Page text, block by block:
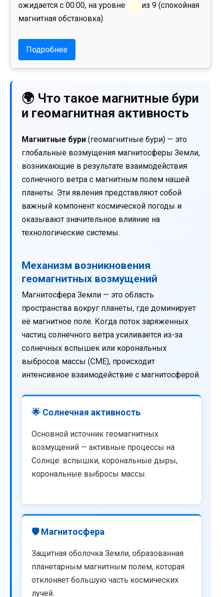
ожидается с 00:00, на уровне
0
из 9 (спокойная
магнитная обстановка)
Подробнее
🌍 Что такое магнитные бури
и геомагнитная активность
Магнитные бури (геомагнитные бури) — это
глобальные возмущения магнитосферы Земли,
возникающие в результате взаимодействия
солнечного ветра с магнитным полем нашей
планеты. Эти явления представляют собой
важный компонент космической погоды и
оказывают значительное влияние на
технологические системы.
Механизм возникновения
геомагнитных возмущений
Магнитосфера Земли — это область
пространства вокруг планеты, где доминирует
её магнитное поле. Когда поток заряженных
частиц солнечного ветра усиливается из-за
солнечных вспышек или корональных
выбросов массы (CME), происходит
интенсивное взаимодействие с магнитосферой.
🌟 Солнечная активность
Основной источник геомагнитных
возмущений — активные процессы на
Солнце: вспышки, корональные дыры,
корональные выбросы массы.
🛡️ Магнитосфера
Защитная оболочка Земли, образованная
планетарным магнитным полем, которая
отклоняет большую часть космических
лучей.